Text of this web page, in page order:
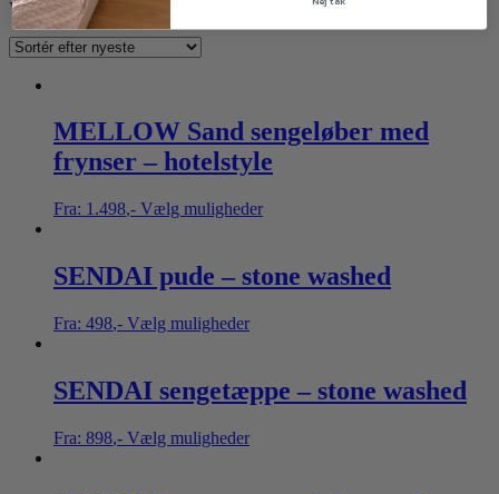
Viser alle 8 resultater
MELLOW Sand sengeløber med
frynser – hotelstyle
Fra: 1.498,- Vælg muligheder
SENDAI pude – stone washed
Fra: 498,- Vælg muligheder
SENDAI sengetæppe – stone washed
Fra: 898,- Vælg muligheder